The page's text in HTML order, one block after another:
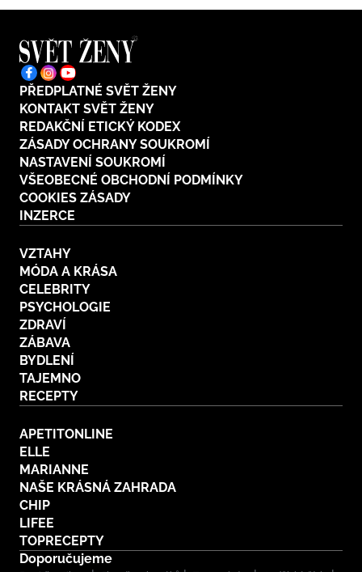
PŘEDPLATNÉ SVĚT ŽENY
KONTAKT SVĚT ŽENY
REDAKČNÍ ETICKÝ KODEX
ZÁSADY OCHRANY SOUKROMÍ
NASTAVENÍ SOUKROMÍ
VŠEOBECNÉ OBCHODNÍ PODMÍNKY
COOKIES ZÁSADY
INZERCE
VZTAHY
MÓDA A KRÁSA
CELEBRITY
PSYCHOLOGIE
ZDRAVÍ
ZÁBAVA
BYDLENÍ
TAJEMNO
RECEPTY
APETITONLINE
ELLE
MARIANNE
NAŠE KRÁSNÁ ZAHRADA
CHIP
LIFEE
TOPRECEPTY
Doporučujeme